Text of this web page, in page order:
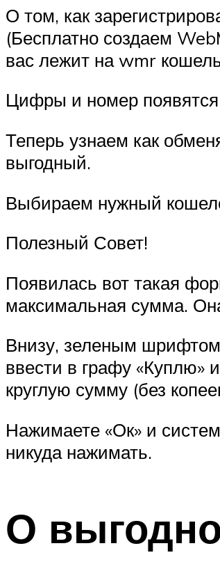
О том, как
(Бесплатно создаем
вас лежит на wmr
Цифры и номер появятся
Теперь узнаем как
выгодный.
Выбираем нужный
Полезный Совет!
Появилась вот такая
максимальная сумма.
Внизу, зеленым
ввести в графу «Куплю»
круглую сумму (без
Нажимаете «Ок» и
никуда нажимать.
О